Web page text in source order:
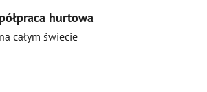
hurtowa
na całym świecie